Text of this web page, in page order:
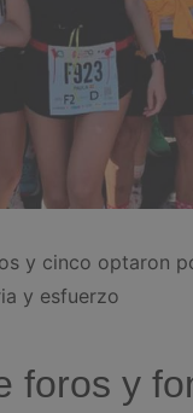
y cinco optaron
y esfuerzo
foros y